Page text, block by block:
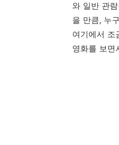
와 일반 관
을 만큼, 누
여기에서 조
영화를 보면